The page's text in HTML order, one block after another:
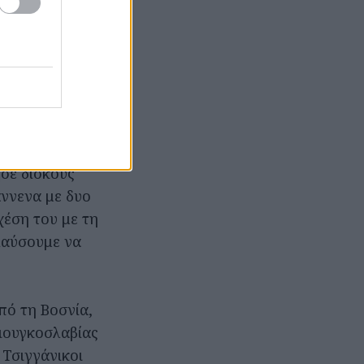
επιτυχίες
η Γιώτα
κοινό σε
δίσκους
με δυο
του με τη
να
τη Βοσνία,